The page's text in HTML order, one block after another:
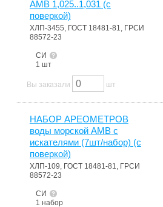
АМВ 1,025..1,031 (с
поверкой)
ХЛП-3455, ГОСТ 18481-81, ГРСИ
88572-23
СИ
1 шт
Вы заказали шт
НАБОР АРЕОМЕТРОВ
воды морской АМВ с
искателями (7шт/набор) (с
поверкой)
ХЛП-109, ГОСТ 18481-81, ГРСИ
88572-23
СИ
1 набор